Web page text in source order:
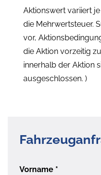
Aktionswert variiert
die Mehrwertsteuer.
vor,
die Aktion vorzeitig
innerhalb der Aktion
ausgeschlossen. )
Vorname *